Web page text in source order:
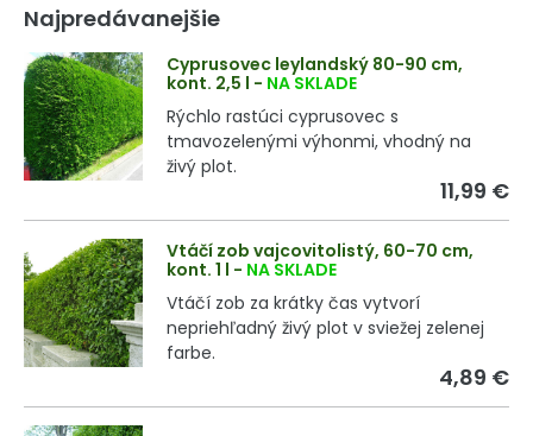
Najpredávanejšie
Cyprusovec leylandský 80-90 cm,
kont. 2,5 l - NA SKLADE
Rýchlo rastúci cyprusovec s
tmavozelenými výhonmi, vhodný na
živý plot.
11,99 €
Vtáčí zob vajcovitolistý, 60-70 cm,
kont. 1 l - NA SKLADE
Vtáčí zob za krátky čas vytvorí
nepriehľadný živý plot v sviežej zelenej
farbe.
4,89 €